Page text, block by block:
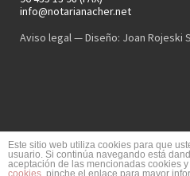
info@notarianacher.net
Aviso legal— Diseño: Joan Rojeski
Este sitio web utiliza cookies para que
usuario. Si continúa navegando está
aceptación de las mencionadas cookies
cookies , pinche el enlace para mayor